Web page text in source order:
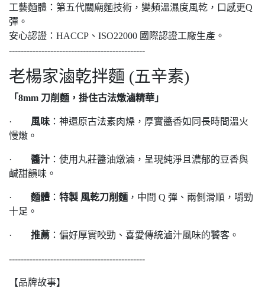
工藝麵體：第五代關廟麵技術，變頻溫濕度風乾，口感更Q
彈。
安心認證：HACCP、ISO22000 國際認證工廠生產。
----------------------------------------------
老楊家滷乾拌麵 (五辛素)
「8mm 刀削麵，掛住古法燉滷精華」
· 風味 ：神還原古法素肉燥，厚實醬香如同長時間溫火
慢燉。
· 醬汁 ：使用丸莊醬油燉滷，呈現純淨且濃郁的豆香與
鹹甜韻味。
· 麵體 ： 特製 風乾刀削麵 ，中間 Q 彈、兩側滑順，嚼勁
十足。
· 推薦 ：偏好厚實咬勁、喜愛傳統滷汁風味的饕客。
----------------------------------------------
【品牌故事】